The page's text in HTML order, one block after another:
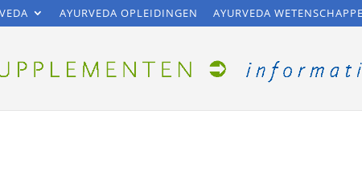
AYURVEDA OPLEIDINGEN AYURVEDA